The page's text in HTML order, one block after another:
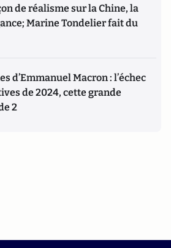
de réalisme sur la Chine, la
Marine Tondelier fait du
d’Emmanuel Macron : l’échec
de 2024, cette grande
2